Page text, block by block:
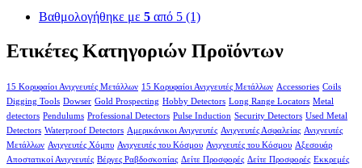
Βαθμολογήθηκε με 5 από 5 (1)
Ετικέτες Κατηγοριών Προϊόντων
15 Κορυφαίοι Ανιχνευτές Μετάλλων 15 Κορυφαίοι Ανιχνευτές Μετάλλων Accessories Coils
Digging Tools Dowser Gold Prospecting Hobby Detectors Long Range Locators Metal
detectors Pendulums Professional Detectors Pulse Induction Security Detectors Used Metal
Detectors Waterproof Detectors Αμερικάνικοι Ανιχνευτές Ανιχνευτές Ασφαλείας Ανιχνευτές
Μετάλλων Ανιχνευτές Χόμπυ Ανιχνευτές του Κόσμου Ανιχνευτές του Κόσμου Αξεσουάρ
Αποστατικοί Ανιχνευτές Βέργες Ραβδοσκοπίας Δείτε Προσφορές Δείτε Προσφορές Εκκρεμές